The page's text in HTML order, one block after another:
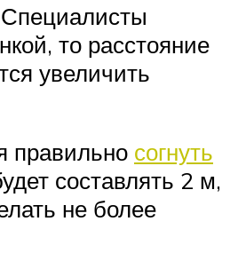
то расстояние
увеличить
правильно согнуть
составлять 2 м,
не более